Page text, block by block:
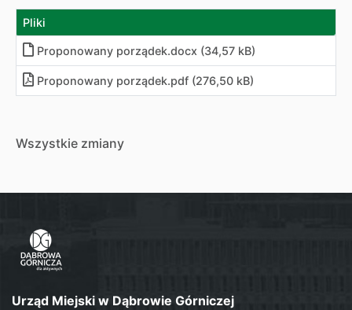
Pliki
Proponowany porządek.docx (34,57 kB)
Proponowany porządek.pdf (276,50 kB)
Wszystkie zmiany
Urząd Miejski w Dąbrowie Górniczej